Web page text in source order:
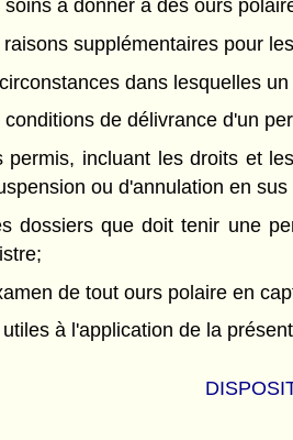
à donner à des ours
supplémentaires pour
dans lesquelles
de délivrance d'un
incluant les droits et
ou d'annulation en
dossiers que doit tenir une
de tout ours polaire en
à l'application de la